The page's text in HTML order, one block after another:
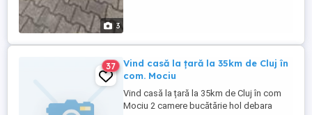
3
37
Vind casă la țară la 35km de Cluj în
com. Mociu
Vind casă la țară la 35km de Cluj în com
Mociu 2 camere bucătărie hol debara